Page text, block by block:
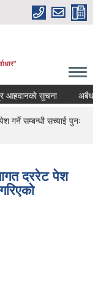
सुचना अबैध
गर्ने सम्बन्धी सच्याई पुनः
दररेट पेश